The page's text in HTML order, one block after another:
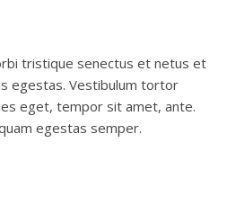
tristique senectus et netus et
egestas. Vestibulum tortor
eget, tempor sit amet, ante.
egestas semper.